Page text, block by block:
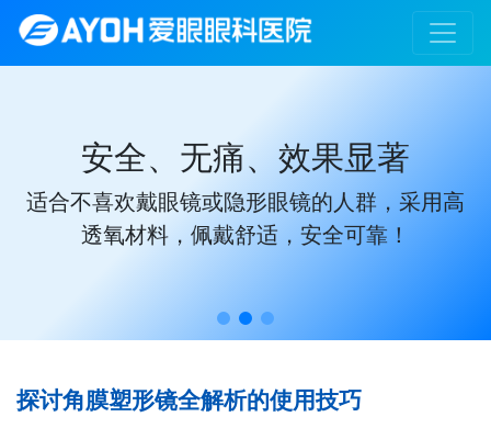
果显著
的人群，采用高
全可靠！
给孩子一个没
告别框架束缚，专业定
造理想视
探讨角膜塑形镜全解析的使用技巧